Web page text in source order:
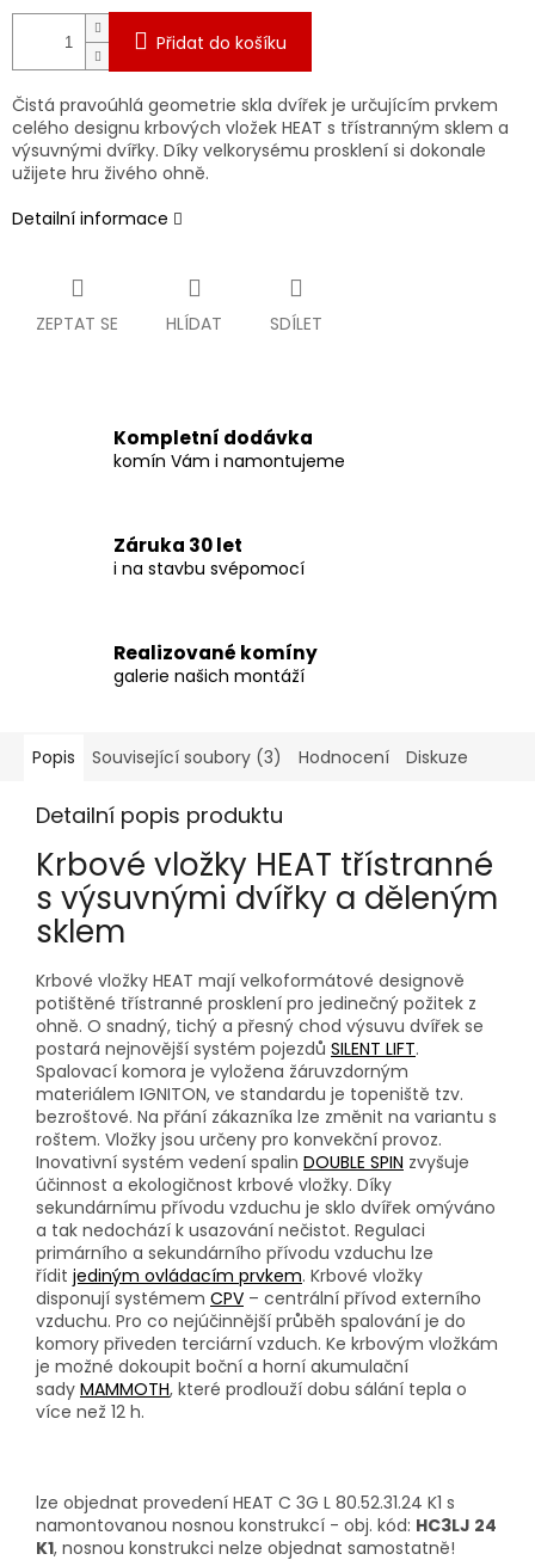
Přidat do košíku
Čistá pravoúhlá geometrie skla dvířek je určujícím prvkem
celého designu krbových vložek HEAT s třístranným sklem a
výsuvnými dvířky. Díky velkorysému prosklení si dokonale
užijete hru živého ohně.
Detailní informace
ZEPTAT SE HLÍDAT SDÍLET
Kompletní dodávka
komín Vám i namontujeme
Záruka 30 let
i na stavbu svépomocí
Realizované komíny
galerie našich montáží
Popis Související soubory (3) Hodnocení Diskuze
Detailní popis produktu
Krbové vložky HEAT třístranné
s výsuvnými dvířky a děleným
sklem
Krbové vložky HEAT mají velkoformátové designově
potištěné třístranné prosklení pro jedinečný požitek z
ohně. O snadný, tichý a přesný chod výsuvu dvířek se
postará nejnovější systém pojezdů SILENT LIFT.
Spalovací komora je vyložena žáruvzdorným
materiálem IGNITON, ve standardu je topeniště tzv.
bezroštové. Na přání zákazníka lze změnit na variantu s
roštem. Vložky jsou určeny pro konvekční provoz.
Inovativní systém vedení spalin DOUBLE SPIN zvyšuje
účinnost a ekologičnost krbové vložky. Díky
sekundárnímu přívodu vzduchu je sklo dvířek omýváno
a tak nedochází k usazování nečistot. Regulaci
primárního a sekundárního přívodu vzduchu lze
řídit jediným ovládacím prvkem. Krbové vložky
disponují systémem CPV – centrální přívod externího
vzduchu. Pro co nejúčinnější průběh spalování je do
komory přiveden terciární vzduch. Ke krbovým vložkám
je možné dokoupit boční a horní akumulační
sady MAMMOTH, které prodlouží dobu sálání tepla o
více než 12 h.
lze objednat provedení HEAT C 3G L 80.52.31.24 K1 s
namontovanou nosnou konstrukcí - obj. kód: HC3LJ 24
K1, nosnou konstrukci nelze objednat samostatně!